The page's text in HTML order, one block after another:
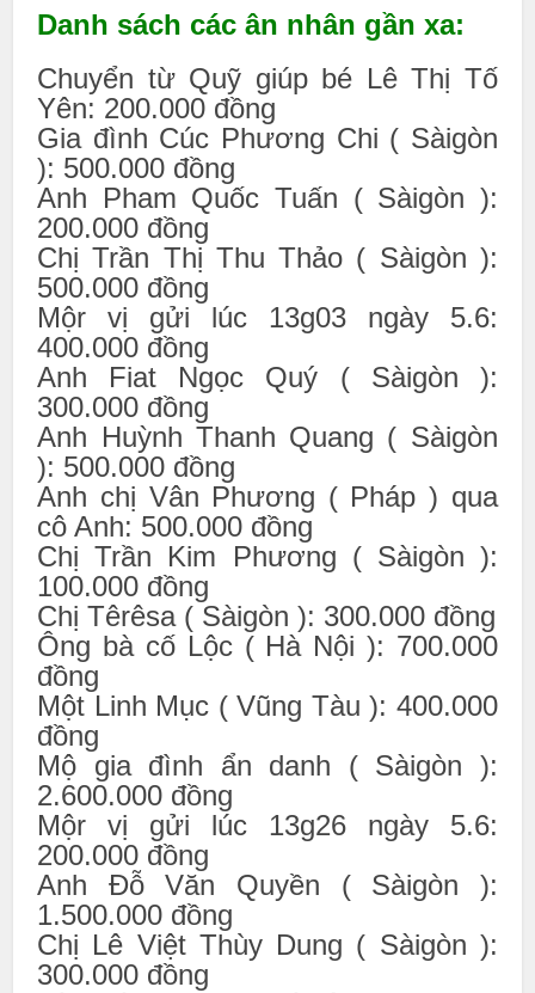
Danh sách các ân nhân gần xa:
Chuyển từ Quỹ giúp bé Lê Thị Tố
Yên: 200.000 đồng
Gia đình Cúc Phương Chi ( Sàigòn
): 500.000 đồng
Anh Pham Quốc Tuấn ( Sàigòn ):
200.000 đồng
Chị Trần Thị Thu Thảo ( Sàigòn ):
500.000 đồng
Mộr vị gửi lúc 13g03 ngày 5.6:
400.000 đồng
Anh Fiat Ngọc Quý ( Sàigòn ):
300.000 đồng
Anh Huỳnh Thanh Quang ( Sàigòn
): 500.000 đồng
Anh chị Vân Phương ( Pháp ) qua
cô Anh: 500.000 đồng
Chị Trần Kim Phương ( Sàigòn ):
100.000 đồng
Chị Têrêsa ( Sàigòn ): 300.000 đồng
Ông bà cố Lộc ( Hà Nội ): 700.000
đồng
Một Linh Mục ( Vũng Tàu ): 400.000
đồng
Mộ gia đình ẩn danh ( Sàigòn ):
2.600.000 đồng
Mộr vị gửi lúc 13g26 ngày 5.6:
200.000 đồng
Anh Đỗ Văn Quyền ( Sàigòn ):
1.500.000 đồng
Chị Lê Việt Thùy Dung ( Sàigòn ):
300.000 đồng